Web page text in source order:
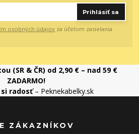
Prihlásiť sa
osobných údajov za účelom zasielania
(SR & ČR) od 2,90 € – nad 59 €
ZADARMO!
si radosť– Peknekabelky.sk
ZÁKAZNÍKOV